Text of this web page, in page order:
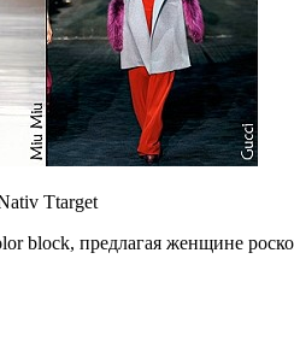
Ttarget
block, предлагая женщине